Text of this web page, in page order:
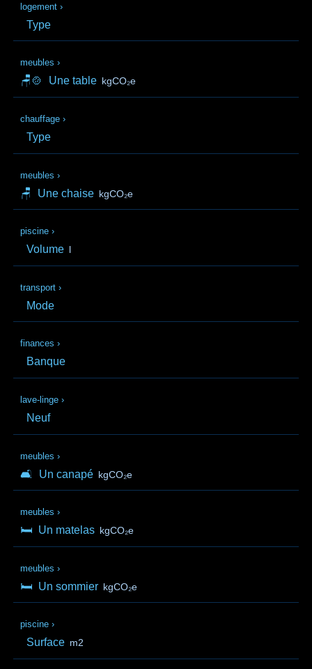
logement ›
Type
meubles ›
🪑🍲 Une table kgCO₂e
chauffage ›
Type
meubles ›
🪑 Une chaise kgCO₂e
piscine ›
Volume l
transport ›
Mode
finances ›
Banque
lave-linge ›
Neuf
meubles ›
🛋️ Un canapé kgCO₂e
meubles ›
🛏️ Un matelas kgCO₂e
meubles ›
🛏️ Un sommier kgCO₂e
piscine ›
Surface m2